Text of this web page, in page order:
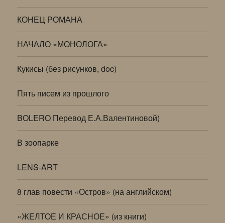
КОНЕЦ РОМАНА
НАЧАЛО «МОНОЛОГА»
Кукисы (без рисунков, doc)
Пять писем из прошлого
BOLERO Перевод Е.А.Валентиновой)
В зоопарке
LENS-ART
8 глав повести «Остров» (на английском)
«ЖЕЛТОЕ И КРАСНОЕ» (из книги)